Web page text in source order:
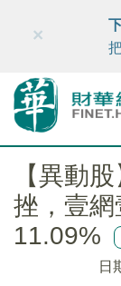
財華智庫
×
【異動
挫，壹
11.09%
日